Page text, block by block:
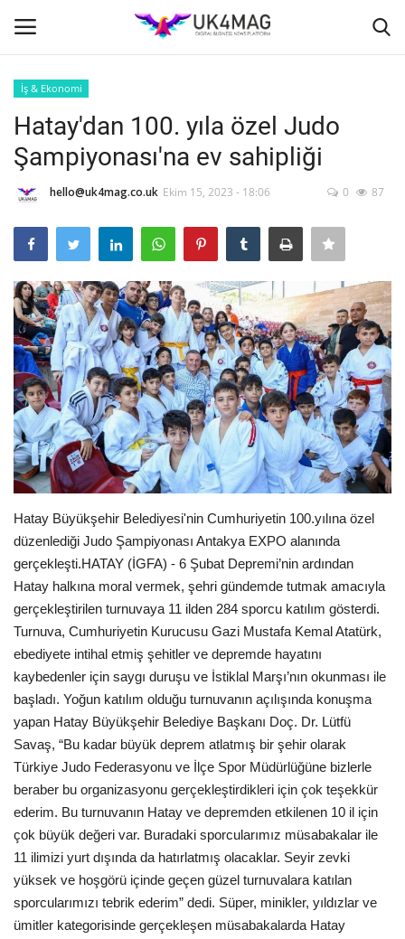
Ana Sayfa
TVNET
TOPLUM
İş Platformu
Londra
İş İlanları
Seri İlanlar
İngiltere
Videolar
İş & Ekonomi
Firma Rehberi
Pazaryeri
Kültür - Sanat
Restoranlar
Sağlık
Teknoloji
Etkinlik
İş & Ekonomi
Hatay'dan 100. yıla özel Judo
Şampiyonası'na ev sahipliği
hello@uk4mag.co.uk Ekim 15, 2023 - 18:06 0 87
Hatay Büyükşehir Belediyesi'nin Cumhuriyetin 100.yılına özel
düzenlediği Judo Şampiyonası Antakya EXPO alanında
gerçekleşti.HATAY (İGFA) - 6 Şubat Depremi’nin ardından
Hatay halkına moral vermek, şehri gündemde tutmak amacıyla
gerçekleştirilen turnuvaya 11 ilden 284 sporcu katılım gösterdi.
Turnuva, Cumhuriyetin Kurucusu Gazi Mustafa Kemal Atatürk,
ebediyete intihal etmiş şehitler ve depremde hayatını
kaybedenler için saygı duruşu ve İstiklal Marşı’nın okunması ile
başladı. Yoğun katılım olduğu turnuvanın açılışında konuşma
yapan Hatay Büyükşehir Belediye Başkanı Doç. Dr. Lütfü
Savaş, “Bu kadar büyük deprem atlatmış bir şehir olarak
Türkiye Judo Federasyonu ve İlçe Spor Müdürlüğüne bizlerle
beraber bu organizasyonu gerçekleştirdikleri için çok teşekkür
ederim. Bu turnuvanın Hatay ve depremden etkilenen 10 il için
çok büyük değeri var. Buradaki sporcularımız müsabakalar ile
11 ilimizi yurt dışında da hatırlatmış olacaklar. Seyir zevki
yüksek ve hoşgörü içinde geçen güzel turnuvalara katılan
sporcularımızı tebrik ederim” dedi. Süper, minikler, yıldızlar ve
ümitler kategorisinde gerçekleşen müsabakalarda Hatay